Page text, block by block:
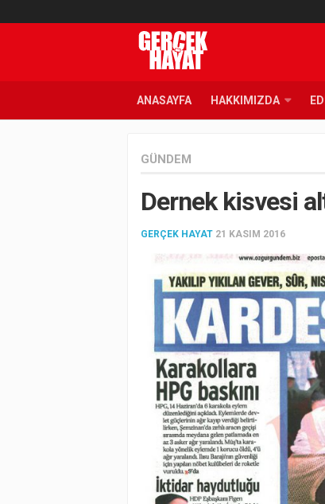
ANASAYFA HAKKIMIZDA
GÜNDEM
Dernek kisvesi
GERÇEK HAYAT 21 KASIM 2016